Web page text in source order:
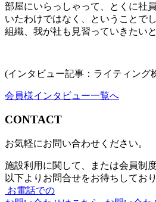
部屋にいらっしゃって、とくに社
いたわけではなく、ということで
組織、我が社も見習っていきたい
(インタビュー記事：ライティング
会員様インタビュー一覧へ
CONTACT
お気軽にお問い合わせください。
施設利用に関して、または会員制
以下よりお問合せをお待ちしており
お電話での